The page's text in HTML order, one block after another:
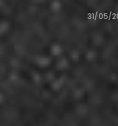
31/05/